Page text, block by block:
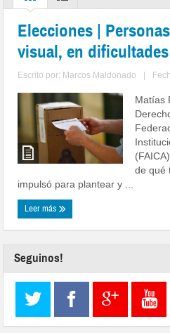
Elecciones |
visual, en
Escrito por: Marcos Maldonado
Matías
de qué
impulsó para plantear y ...
Leer más
Seguinos!